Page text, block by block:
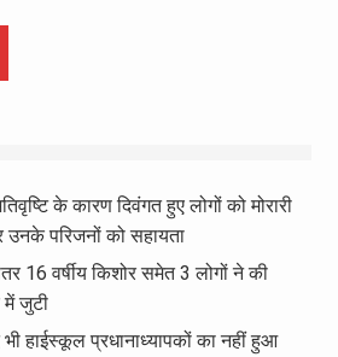
के कारण दिवंगत हुए लोगों को मोरारी
उनके परिजनों को सहायता
16 वर्षीय किशोर समेत 3 लोगों ने की
में जुटी
हाईस्कूल प्रधानाध्यापकों का नहीं हुआ